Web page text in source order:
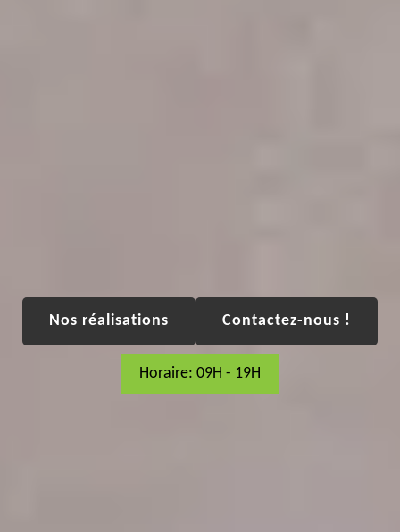
Nos réalisations Contactez-nous !
Horaire: 09H - 19H